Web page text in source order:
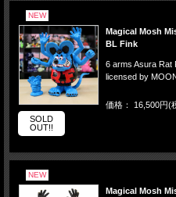
NEW
Magical Mosh
BL Fink
6 arms Asura Rat
licensed by
価格： 16,500円(
SOLD
OUT!!
NEW
Magical Mosh